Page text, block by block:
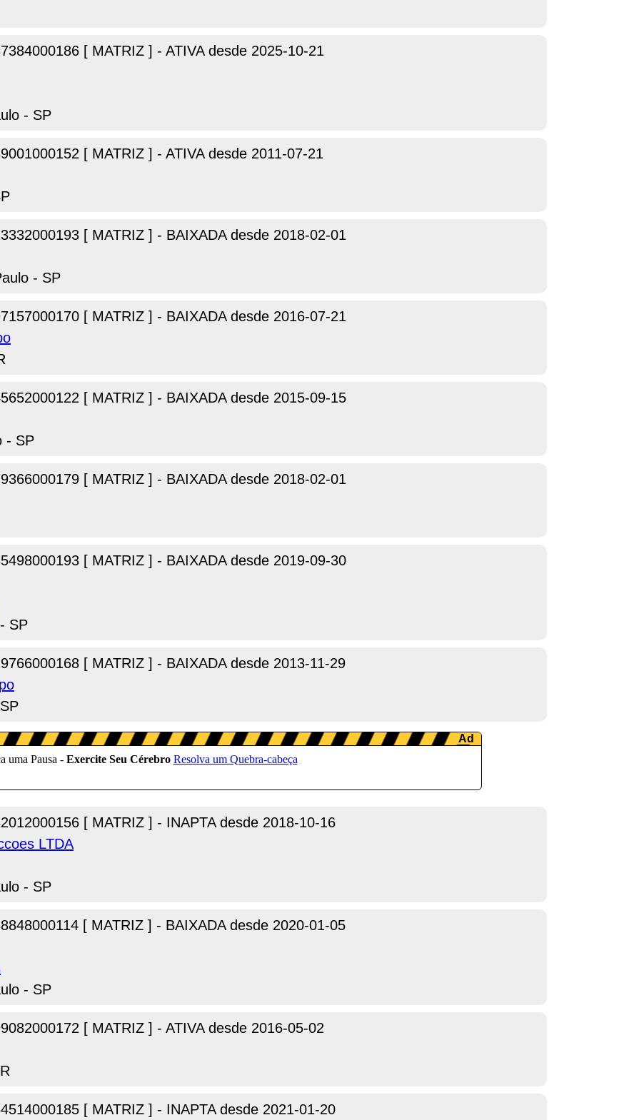
[ MATRIZ ] - ATIVA desde 2025-10-21
- SP
[ MATRIZ ] - ATIVA desde 2011-07-21
[ MATRIZ ] - BAIXADA desde 2018-02-01
- SP
[ MATRIZ ] - BAIXADA desde 2016-07-21
[ MATRIZ ] - BAIXADA desde 2015-09-15
- SP
[ MATRIZ ] - BAIXADA desde 2018-02-01
[ MATRIZ ] - BAIXADA desde 2019-09-30
SP
[ MATRIZ ] - BAIXADA desde 2013-11-29
[ MATRIZ ] - INAPTA desde 2018-10-16
LTDA
- SP
[ MATRIZ ] - BAIXADA desde 2020-01-05
- SP
[ MATRIZ ] - ATIVA desde 2016-05-02
[ MATRIZ ] - INAPTA desde 2021-01-20